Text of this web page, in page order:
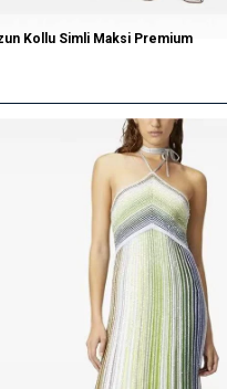
Kollu Simli Maksi Premium